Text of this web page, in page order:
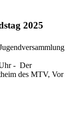
2025
- Der
des MTV, Vor